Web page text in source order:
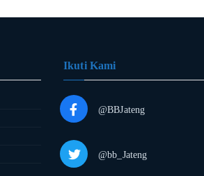
Ikuti Kami
@BBJateng
@bb_Jateng